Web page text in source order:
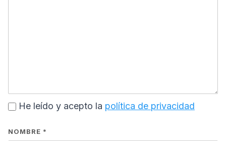
He leído y acepto la política de privacidad
NOMBRE *